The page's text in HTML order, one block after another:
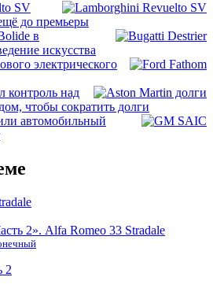
SV
до премьеры
в
искусства
электрического
контроль над
чтобы сократить долги
автомобильный
2». Alfa Romeo 33 Stradale